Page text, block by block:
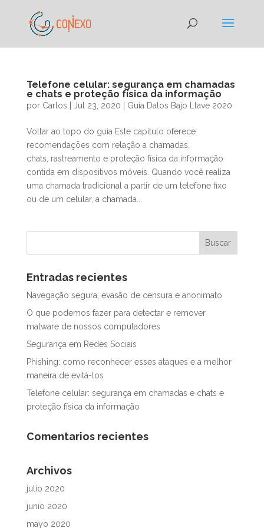
Telefone celular: segurança em chamadas
e chats e proteção física da informação
por Carlos Jul 23, 2020 Guia Datos Bajo Llave 2020
Voltar ao topo do guia Este capítulo oferece
recomendações com relação a chamadas,
chats, rastreamento e proteção física da informação
contida em dispositivos móveis. Quando você realiza
uma chamada tradicional a partir de um telefone fixo
ou de um celular, a chamada...
Entradas recientes
Navegação segura, evasão de censura e anonimato
O que podemos fazer para detectar e remover
malware de nossos computadores
Segurança em Redes Sociais
Phishing: como reconhecer esses ataques e a melhor
maneira de evitá-los
Telefone celular: segurança em chamadas e chats e
proteção física da informação
Comentarios recientes
Archivos
julio 2020
junio 2020
mayo 2020